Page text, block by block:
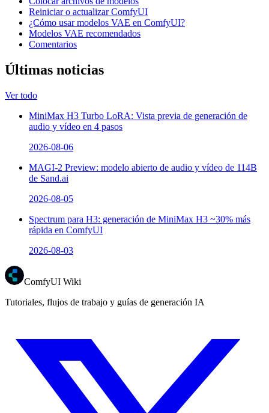
Reiniciar o actualizar ComfyUI
¿Cómo usar modelos VAE en ComfyUI?
Modelos VAE recomendados
Comentarios
Últimas noticias
Ver todo
MiniMax H3 Turbo LoRA: Vista previa de generación de
audio y vídeo en 4 pasos
2026-08-06
MAGI-2 Preview: modelo abierto de audio y vídeo de 114B
de Sand.ai
2026-08-05
Spectrum para H3: generación de MiniMax H3 ~30% más
rápida en ComfyUI
2026-08-03
ComfyUI Wiki
Tutoriales, flujos de trabajo y guías de generación IA